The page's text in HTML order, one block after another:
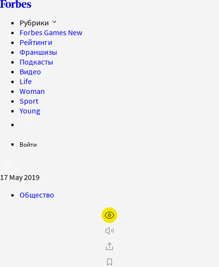
Рубрики
Forbes Games New
Рейтинги
Франшизы
Подкасты
Видео
Life
Woman
Sport
Young
Войти
17 May 2019
Общество